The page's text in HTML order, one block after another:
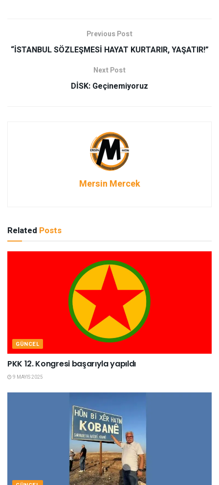
Previous Post
“İSTANBUL SÖZLEŞMESİ HAYAT KURTARIR, YAŞATIR!”
Next Post
DİSK: Geçinemiyoruz
Mersin Mercek
Related Posts
GÜNCEL
PKK 12. Kongresi başarıyla yapıldı
9 MAYIS 2025